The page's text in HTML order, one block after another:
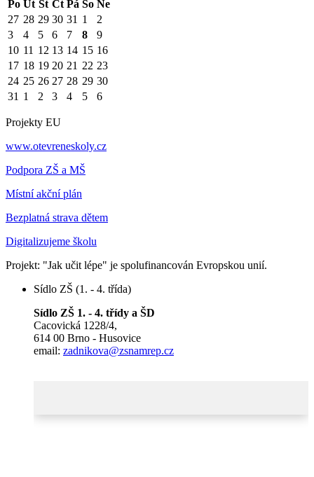
Po Út St Čt Pá So Ne
27 28 29 30 31 1
2
3
4 5 6 7 8
9
10 11 12 13 14 15 16
17 18 19 20 21 22 23
24 25 26 27 28 29 30
31 1 2 3 4 5 6
Projekty EU
www.otevreneskoly.cz
Podpora ZŠ a MŠ
Místní akční plán
Bezplatná strava dětem
Digitalizujeme školu
Projekt: "Jak učit lépe" je spolufinancován Evropskou unií.
Sídlo ZŠ (1. - 4. třída)
Sídlo ZŠ 1. - 4. třídy a ŠD
Cacovická 1228/4,
614 00 Brno - Husovice
email: zadnikova@zsnamrep.cz